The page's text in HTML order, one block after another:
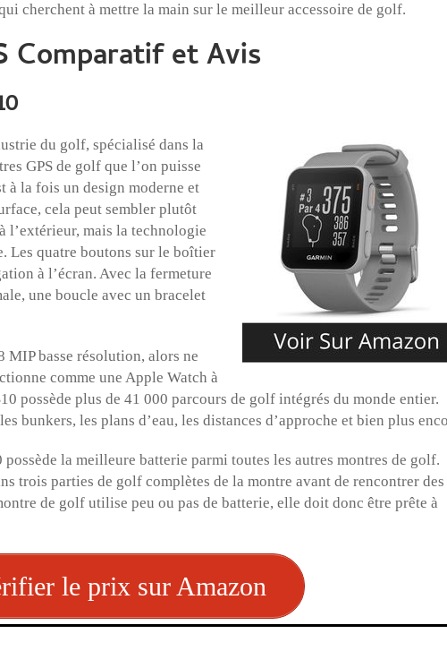
cherchent à mettre la main sur le meilleur accessoire de golf.
Comparatif et Avis
du golf, spécialisé dans la
GPS de golf que l’on puisse
à la fois un design moderne et
cela peut sembler plutôt
l’extérieur, mais la technologie
Les quatre boutons sur le boîtier
à l’écran. Avec la fermeture
une boucle avec un bracelet
MIP basse résolution, alors ne
comme une Apple Watch à
possède plus de 41 000 parcours de golf intégrés du monde entier.
bunkers, les plans d’eau, les distances d’approche et bien plus
la meilleure batterie parmi toutes les autres montres de golf.
trois parties de golf complètes de la montre avant de rencontrer des
de golf utilise peu ou pas de batterie, elle doit donc être prête à
le prix sur Amazon